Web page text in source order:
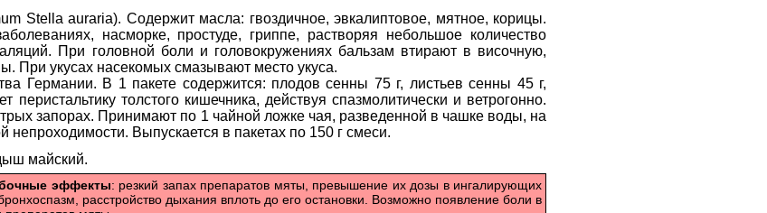
Stella auraria). Содержит масла: гвоздичное, эвкалиптовое, мятное, корицы.
насморке, простуде, гриппе, растворяя небольшое количество
При головной боли и головокружениях бальзам втирают в височную,
При укусах насекомых смазывают место укуса.
Германии. В 1 пакете содержится: плодов сенны 75 г, листьев сенны 45 г,
перистальтику толстого кишечника, действуя спазмолитически и ветрогонно.
запорах. Принимают по 1 чайной ложке чая, разведенной в чашке воды, на
непроходимости. Выпускается в пакетах по 150 г смеси.
майский.
эффекты: резкий запах препаратов мяты, превышение их дозы в ингалирующих
расстройство дыхания вплоть до его остановки. Возможно появление боли в